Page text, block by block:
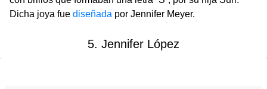
Dicha joya fue diseñada por Jennifer Meyer.
5. Jennifer López